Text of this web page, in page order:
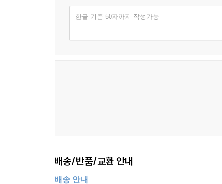
한글 기준 50자까지 작성가능
배송/반품/교환 안내
배송 안내